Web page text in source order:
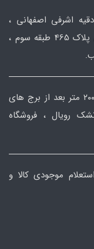
اشرفی اصفهانی ،
ابتدای جلال آل احمد ، نبش جلال و اشرفی پلاک 465 طبقه سوم ،
شعبه دوم : مازندران ، سلمانشهر (متل قو ) ۲۰۰ متر بعد از برج های
رویال ، فروشگاه
موجودی کالا و